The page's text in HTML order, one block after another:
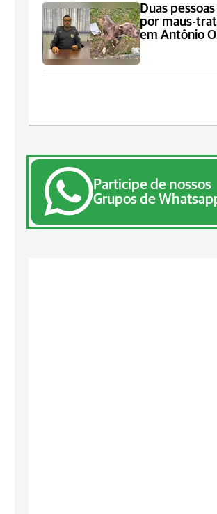
Duas
por maus-
em Antônio
Participe de nossos
Grupos de